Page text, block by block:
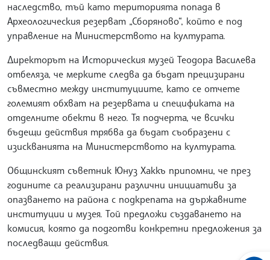
наследство, тъй като територията попада в
Археологическия резерват „Сборяново“, който е под
управление на Министерството на културата.
Директорът на Историческия музей Теодора Василева
отбеляза, че мерките следва да бъдат прецизирани
съвместно между институциите, като се отчете
големият обхват на резервата и спецификата на
отделните обекти в него. Тя подчерта, че всички
бъдещи действия трябва да бъдат съобразени с
изискванията на Министерството на културата.
Общинският съветник Юнуз Хаккъ припомни, че през
годините са реализирани различни инициативи за
опазването на района с подкрепата на държавните
институции и музея. Той предложи създаването на
комисия, която да подготви конкретни предложения за
последващи действия.